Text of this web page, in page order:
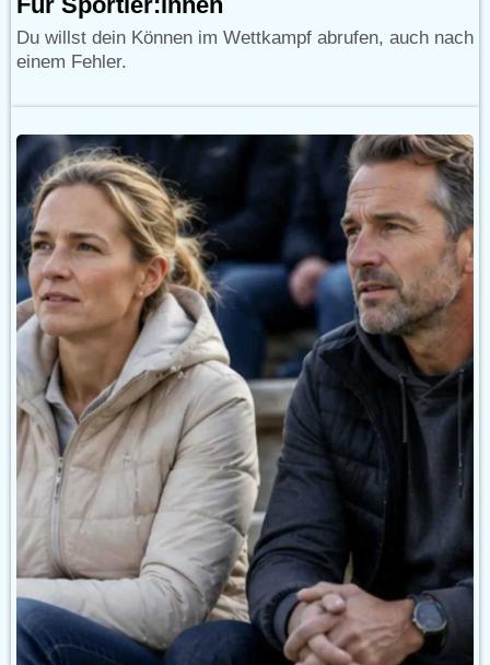
Du willst dein Können im Wettkampf abrufen, auch nach
einem Fehler.